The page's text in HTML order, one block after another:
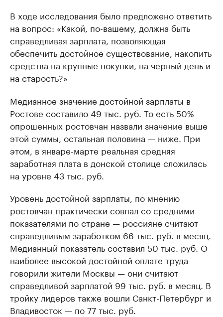
В ходе исследования было предложено ответить
на вопрос: «Какой, по-вашему, должна быть
справедливая зарплата, позволяющая
обеспечить достойное существование, накопить
средства на крупные покупки, на черный день и
на старость?»
Медианное значение достойной зарплаты в
Ростове составило 49 тыс. руб. То есть 50%
опрошенных ростовчан назвали значение выше
этой суммы, остальная половина — ниже. При
этом, в январе-марте реальная средняя
заработная плата в донской столице сложилась
на уровне 43 тыс. руб.
Уровень достойной зарплаты, по мнению
ростовчан практически совпал со средними
показателями по стране — россияне считают
справедливым заработком 66 тыс. руб. в месяц.
Медианный показатель составил 50 тыс. руб. О
наиболее высокой достойной оплате труда
говорили жители Москвы — они считают
справедливой зарплатой 99 тыс. руб. в месяц. В
тройку лидеров также вошли Санкт-Петербург и
Владивосток — по 77 тыс. руб.